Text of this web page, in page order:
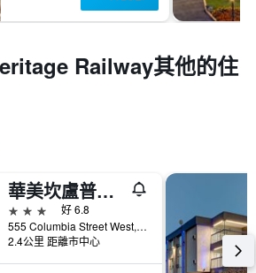
Railway​其他的住
華美坎盧普斯酒店
3星級
好 6.8
555 Columbia Street West, 坎盧普斯, BC, 加拿大
2.4公里 距離市中心